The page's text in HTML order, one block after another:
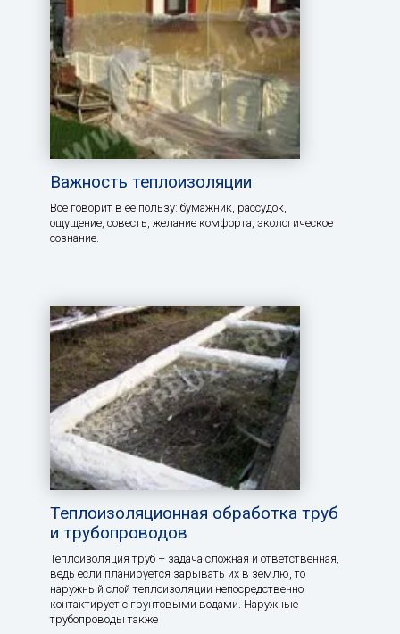
Важность теплоизоляции
Все говорит в ее пользу: бумажник, рассудок,
ощущение, совесть, желание комфорта, экологическое
сознание.
Теплоизоляционная обработка труб
и трубопроводов
Теплоизоляция труб – задача сложная и ответственная,
ведь если планируется зарывать их в землю, то
наружный слой теплоизоляции непосредственно
контактирует с грунтовыми водами. Наружные
трубопроводы также